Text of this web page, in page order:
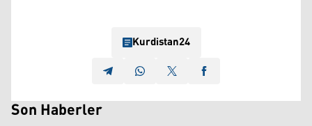
Kurdistan24
Son Haberler